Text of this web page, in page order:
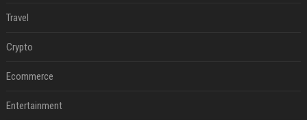
Travel
Crypto
Ecommerce
Entertainment